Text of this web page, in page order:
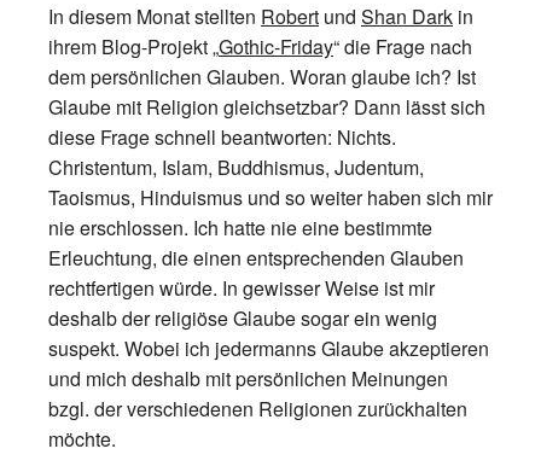
In diesem Monat stellten Robert und Shan Dark in
ihrem Blog-Projekt „Gothic-Friday“ die Frage nach
dem persönlichen Glauben. Woran glaube ich? Ist
Glaube mit Religion gleichsetzbar? Dann lässt sich
diese Frage schnell beantworten: Nichts.
Christentum, Islam, Buddhismus, Judentum,
Taoismus, Hinduismus und so weiter haben sich mir
nie erschlossen. Ich hatte nie eine bestimmte
Erleuchtung, die einen entsprechenden Glauben
rechtfertigen würde. In gewisser Weise ist mir
deshalb der religiöse Glaube sogar ein wenig
suspekt. Wobei ich jedermanns Glaube akzeptieren
und mich deshalb mit persönlichen Meinungen
bzgl. der verschiedenen Religionen zurückhalten
möchte.